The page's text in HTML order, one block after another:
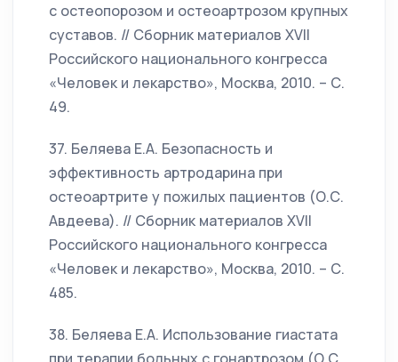
с остеопорозом и остеоартрозом крупных
суставов. // Сборник материалов XVII
Российского национального конгресса
«Человек и лекарство», Москва, 2010. – С.
49.
37. Беляева Е.А. Безопасность и
эффективность артродарина при
остеоартрите у пожилых пациентов (О.С.
Авдеева). // Сборник материалов XVII
Российского национального конгресса
«Человек и лекарство», Москва, 2010. – С.
485.
38. Беляева Е.А. Использование гиастата